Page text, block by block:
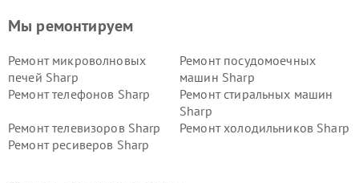
Мы ремонтируем
Ремонт микроволновых
печей Sharp
Ремонт посудомоечных
машин Sharp
Ремонт телефонов Sharp
Ремонт стиральных машин
Sharp
Ремонт телевизоров Sharp
Ремонт холодильников Sharp
Ремонт ресиверов Sharp